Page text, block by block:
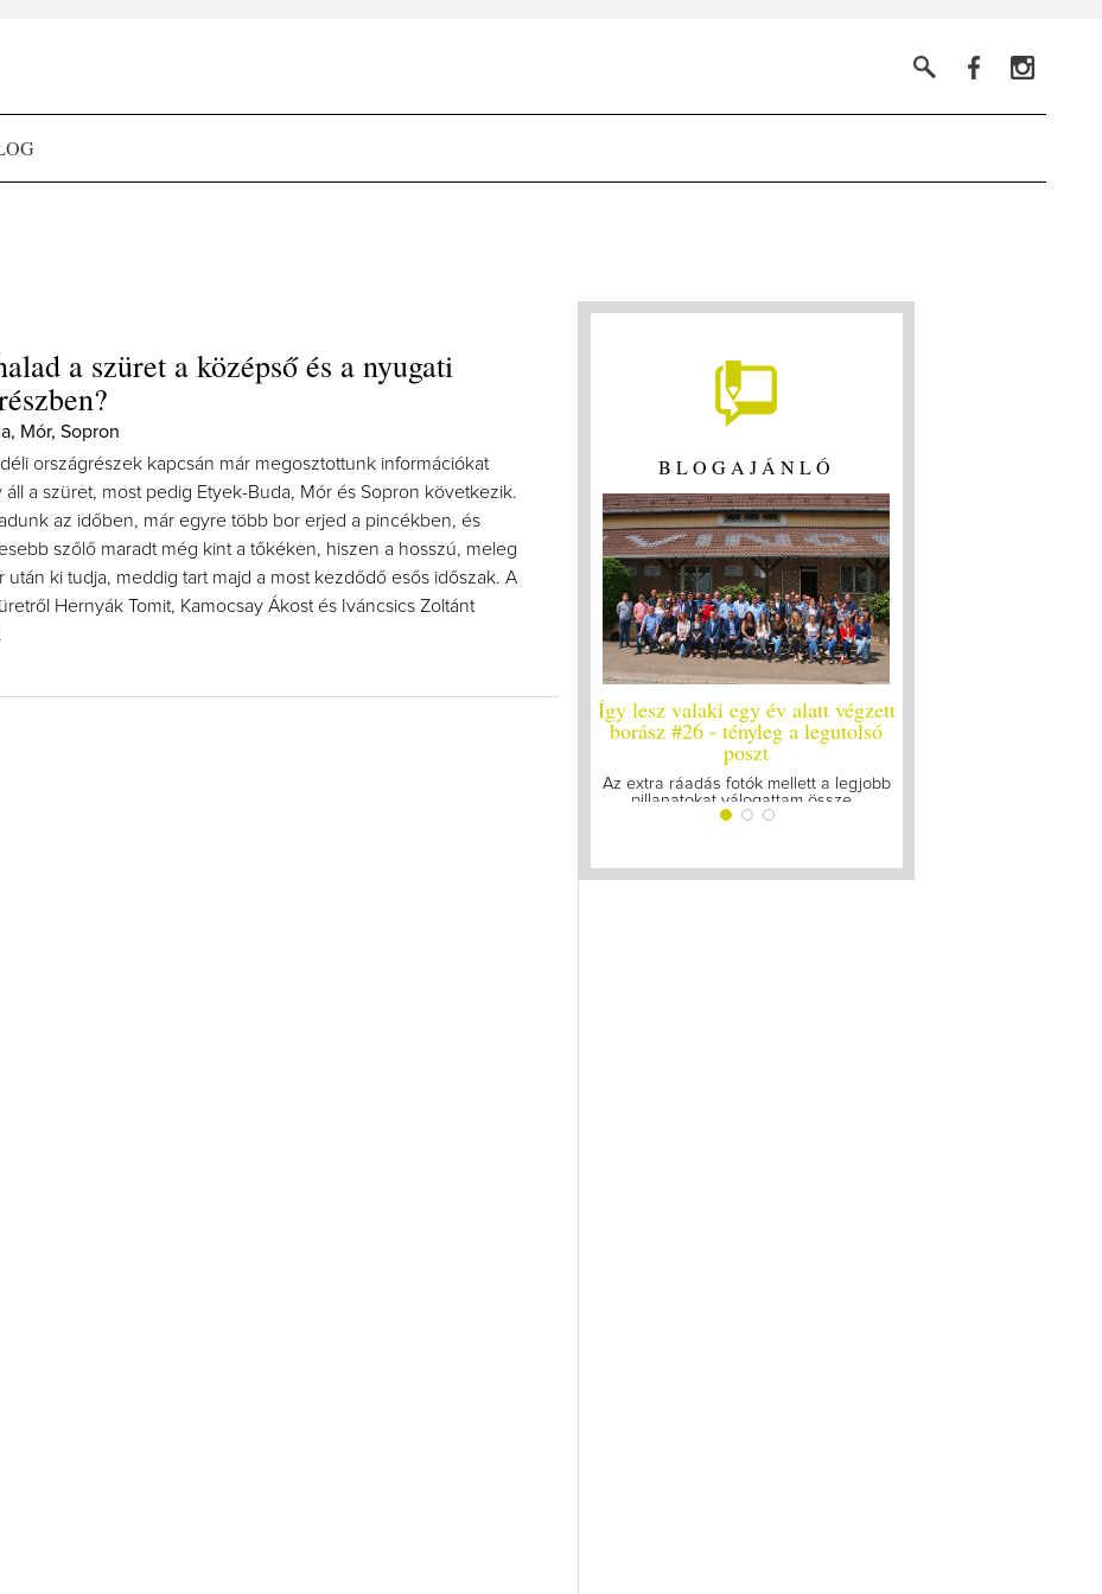
a szüret a középső és a nyugati
Mór, Sopron
országrészek kapcsán már megosztottunk információkat
áll a szüret, most pedig Etyek-Buda, Mór és Sopron következik.
az időben, már egyre több bor erjed a pincékben, és
szőlő maradt még kint a tőkéken, hiszen a hosszú, meleg
után ki tudja, meddig tart majd a most kezdődő esős időszak. A
Hernyák Tomit, Kamocsay Ákost és Iváncsics Zoltánt
BLOGAJÁNLÓ
Így lesz valaki egy év alatt végzett
borász #26 - tényleg a legutolsó
poszt
Az extra ráadás fotók mellett a legjobb
pillanatokat válogattam össze...
Így lesz valaki egy év